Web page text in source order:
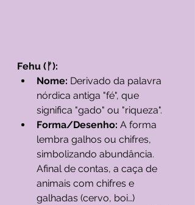
Fehu (ᚠ):
Nome: Derivado da palavra
nórdica antiga "fé", que
significa "gado" ou "riqueza".
Forma/Desenho: A forma
lembra galhos ou chifres,
simbolizando abundância.
Afinal de contas, a caça de
animais com chifres e
galhadas (cervo, boi…)